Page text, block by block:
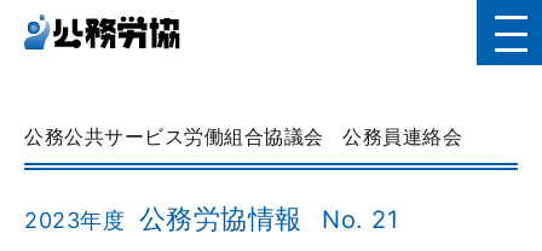
公務公共サービス労働組合協議会 公務員連絡会
2023年度 公務労協情報 No. 21